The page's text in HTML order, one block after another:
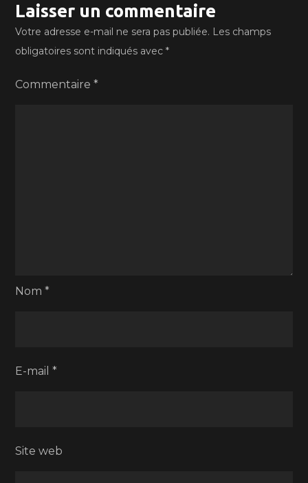
Laisser un commentaire
Votre adresse e-mail ne sera pas publiée. Les champs
obligatoires sont indiqués avec*
Commentaire*
Nom*
E-mail*
Site web